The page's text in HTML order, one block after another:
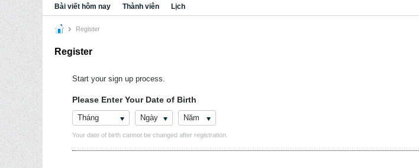
Bài viết hôm nay Thành viên Lịch
Register
Register
Start your sign up process.
Please Enter Your Date of Birth
Tháng Ngày Năm
Your date of birth cannot be changed after registration.